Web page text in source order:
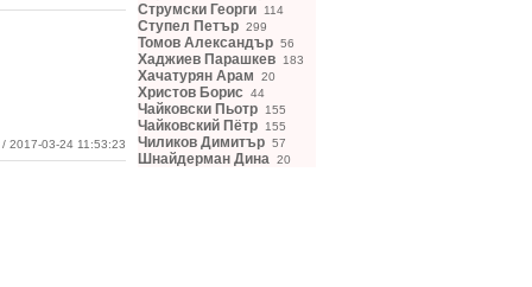
/ 2017-03-24 11:53:23
Струмски Георги 114
Ступел Петър 299
Томов Александър 56
Хаджиев Парашкев 183
Хачатурян Арам 20
Христов Борис 44
Чайковски Пьотр 155
Чайковский Пётр 155
Чиликов Димитър 57
Шнайдерман Дина 20